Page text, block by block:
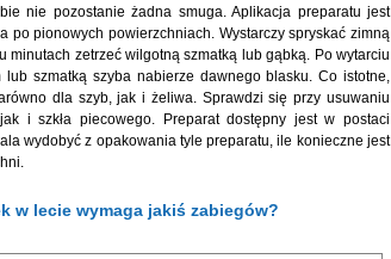
nie pozostanie żadna smuga. Aplikacja preparatu jest
po pionowych powierzchniach. Wystarczy spryskać zimną
minutach zetrzeć wilgotną szmatką lub gąbką. Po wytarciu
szmatką szyba nabierze dawnego blasku. Co istotne,
dla szyb, jak i żeliwa. Sprawdzi się przy usuwaniu
i szkła piecowego. Preparat dostępny jest w postaci
wydobyć z opakowania tyle preparatu, ile konieczne jest
w lecie wymaga jakiś zabiegów?